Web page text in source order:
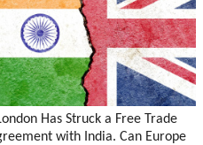
Has Struck a Free Trade
with India. Can Europe